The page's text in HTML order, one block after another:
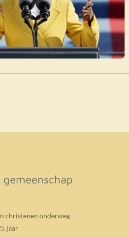
gemeenschap
christenen onderweg
jaar